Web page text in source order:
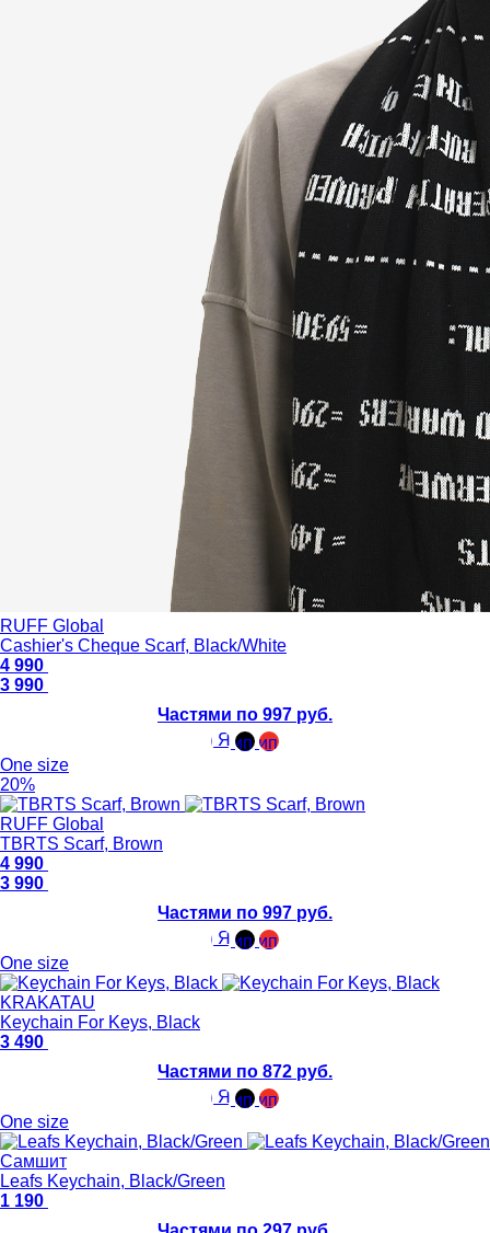
RUFF Global
Cashier's Cheque Scarf, Black/White
4 990
3 990
Частями по 997 руб.
One size
20%
RUFF Global
TBRTS Scarf, Brown
4 990
3 990
Частями по 997 руб.
One size
KRAKATAU
Keychain For Keys, Black
3 490
Частями по 872 руб.
One size
Самшит
Leafs Keychain, Black/Green
1 190